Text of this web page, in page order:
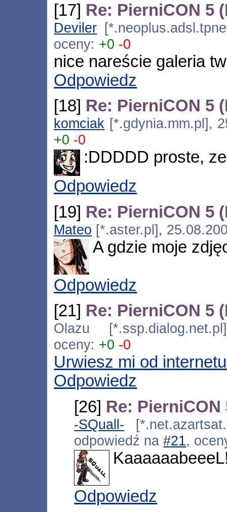
[17] Re: PierniCON 5
Deviler
oceny: +0 -0
nice nareście galeria
Odpowiedz
[18] Re: PierniCON 5
komciak [*.gdynia.mm.pl],
+0 -0
:DDDDD proste,
Odpowiedz
[19] Re: PierniCON 5
Mateo [*.aster.pl],
A gdzie moje
Odpowiedz
[21] Re: PierniCON 5
Olazu
oceny: +0 -0
Urwiesz mi od
Odpowiedz
[26] Re: PierniCON
-SQuall-
odpowiedź na#21,
Odpowiedz